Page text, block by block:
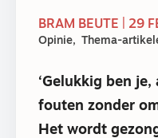
BRAM BEUTE | 29
Opinie Thema-
‘Gelukkig ben
fouten zonder
Het wordt